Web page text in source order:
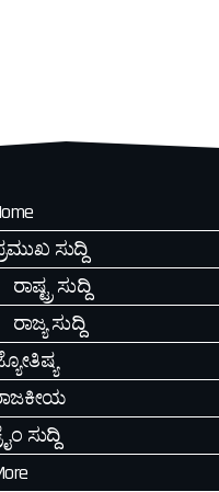
ಸುದ್ದಿ
ರಾಷ್ಟ್ರ ಸುದ್ದಿ
ರಾಜ್ಯ ಸುದ್ದಿ
ಸುದ್ದಿ